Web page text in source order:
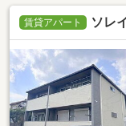
賃貸アパート ソレ